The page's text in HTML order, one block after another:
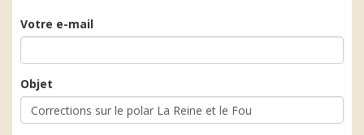
Votre e-mail
Objet